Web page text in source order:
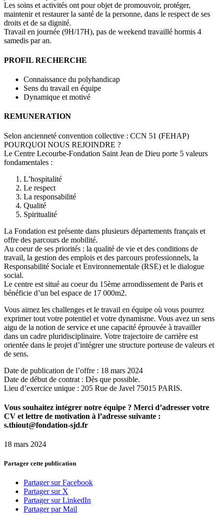
Les soins et activités ont pour objet de promouvoir, protéger,
maintenir et restaurer la santé de la personne, dans le respect de ses
droits et de sa dignité.
Travail en journée (9H/17H), pas de weekend travaillé hormis 4
samedis par an.
PROFIL RECHERCHE
Connaissance du polyhandicap
Sens du travail en équipe
Dynamique et motivé
REMUNERATION
Selon ancienneté convention collective : CCN 51 (FEHAP)
POURQUOI NOUS REJOINDRE ?
Le Centre Lecourbe-Fondation Saint Jean de Dieu porte 5 valeurs
fondamentales :
L’hospitalité
Le respect
La responsabilité
Qualité
Spiritualité
La Fondation est présente dans plusieurs départements français et
offre des parcours de mobilité.
Au coeur de ses priorités : la qualité de vie et des conditions de
travail, la gestion des emplois et des parcours professionnels, la
Responsabilité Sociale et Environnementale (RSE) et le dialogue
social.
Le centre est situé au coeur du 15ème arrondissement de Paris et
bénéficie d’un bel espace de 17 000m2.
Vous aimez les challenges et le travail en équipe où vous pourrez
exprimer tout votre potentiel et votre dynamisme. Vous avez un sens
aigu de la notion de service et une capacité éprouvée à travailler
dans un cadre pluridisciplinaire. Votre trajectoire de carrière est
orientée dans le projet d’intégrer une structure porteuse de valeurs et
de sens.
Date de publication de l’offre : 18 mars 2024
Date de début de contrat : Dès que possible.
Lieu d’exercice unique : 205 Rue de Javel 75015 PARIS.
Vous souhaitez intégrer notre équipe ? Merci d’adresser votre
CV et lettre de motivation à l’adresse suivante :
s.thiout@fondation-sjd.fr
18 mars 2024
Partager cette publication
Partager sur Facebook
Partager sur X
Partager sur LinkedIn
Partager par Mail